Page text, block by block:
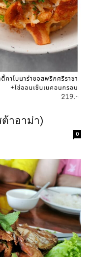
ต้าอาม่า)
0